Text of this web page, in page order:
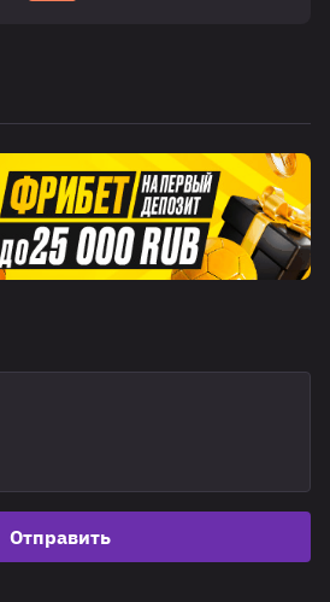
Отправить